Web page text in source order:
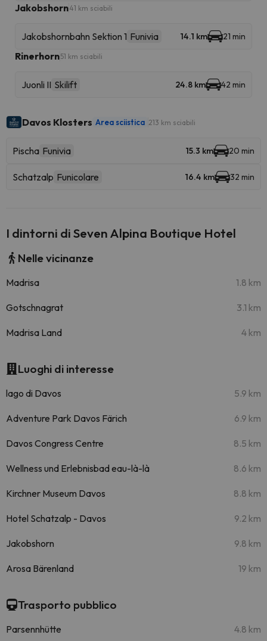
Jakobshorn41 km sciabili
Jakobshornbahn Sektion 1 Funivia 14.1 km 21 min
Rinerhorn51 km sciabili
Juonli II Skilift 24.8 km 42 min
Davos Klosters Area sciistica 213 km sciabili
Pischa Funivia 15.3 km 20 min
Schatzalp Funicolare 16.4 km 32 min
I dintorni di Seven Alpina Boutique Hotel
Nelle vicinanze
Madrisa 1.8 km
Gotschnagrat 3.1 km
Madrisa Land 4 km
Luoghi di interesse
lago di Davos 5.9 km
Adventure Park Davos Färich 6.9 km
Davos Congress Centre 8.5 km
Wellness und Erlebnisbad eau-là-là 8.6 km
Kirchner Museum Davos 8.8 km
Hotel Schatzalp - Davos 9.2 km
Jakobshorn 9.8 km
Arosa Bärenland 19 km
Trasporto pubblico
Parsennhütte 4.8 km